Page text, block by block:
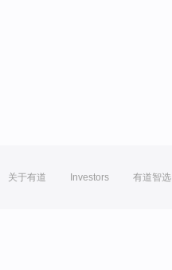
关于有道 Investors 有道智选